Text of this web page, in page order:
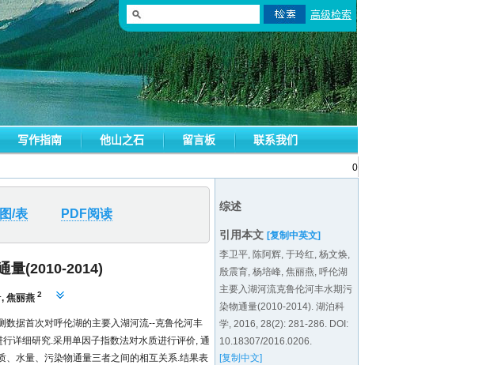
0
综述
引用本文 [复制中英文]
李卫平, 陈阿辉, 于玲红, 杨文焕,
殷震育, 杨培峰, 焦丽燕, 呼伦湖
主要入湖河流克鲁伦河丰水期污
染物通量(2010-2014). 湖泊科
学, 2016, 28(2): 281-286. DOI:
10.18307/2016.0206.
[复制中文]
图/表 PDF阅读
量(2010-2014)
, 焦丽燕 2
数据首次对呼伦湖的主要入湖河流--克鲁伦河丰
详细研究.采用单因子指数法对水质进行评价, 通
水量、污染物通量三者之间的相互关系.结果表